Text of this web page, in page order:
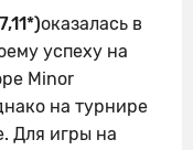
оказалась в
успеху на
Minor
на турнире
Для игры на